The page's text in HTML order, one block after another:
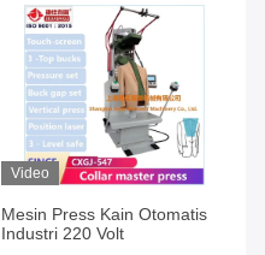
Video
Mesin Press Kain Otomatis
Industri 220 Volt